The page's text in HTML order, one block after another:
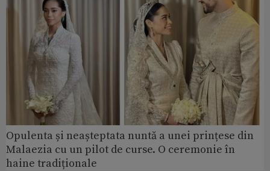
Opulenta și neașteptata nuntă a unei prințese din
Malaezia cu un pilot de curse. O ceremonie în
haine tradiționale